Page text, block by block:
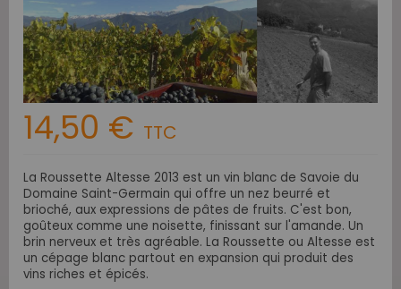
14,50 € TTC
La Roussette Altesse 2013 est un vin blanc de Savoie du
Domaine Saint-Germain qui offre un nez beurré et
brioché, aux expressions de pâtes de fruits. C'est bon,
goûteux comme une noisette, finissant sur l'amande. Un
brin nerveux et très agréable. La Roussette ou Altesse est
un cépage blanc partout en expansion qui produit des
vins riches et épicés.